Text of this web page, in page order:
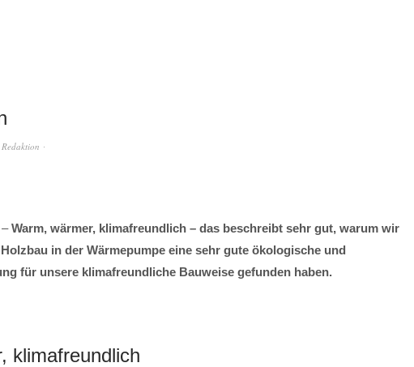
Redaktion
–Warm, wärmer, klimafreundlich – das beschreibt sehr gut, warum wir
in der Wärmepumpe eine sehr gute ökologische und
für unsere klimafreundliche Bauweise gefunden haben.
klimafreundlich